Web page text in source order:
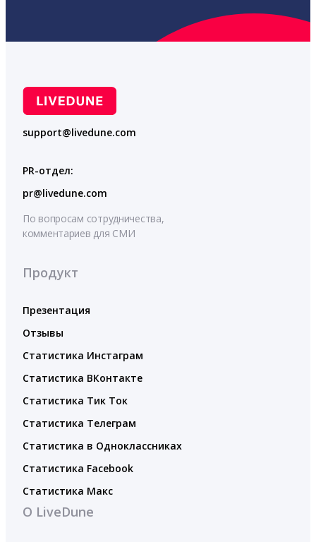
support@livedune.com
PR-отдел:
pr@livedune.com
По вопросам сотрудничества,
комментариев для СМИ
Продукт
Презентация
Отзывы
Статистика Инстаграм
Статистика ВКонтакте
Статистика Тик Ток
Статистика Телеграм
Статистика в Одноклассниках
Статистика Facebook
Статистика Макс
О LiveDune